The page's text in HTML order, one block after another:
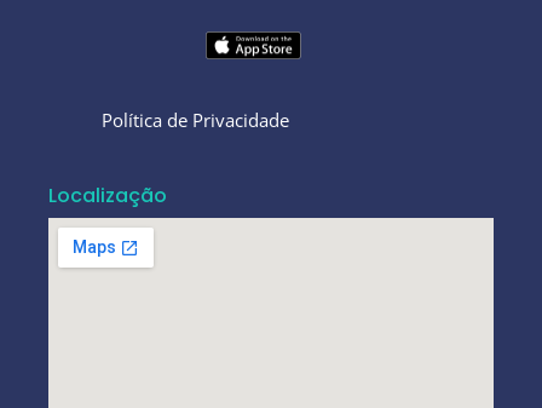
Política de Privacidade
Localização